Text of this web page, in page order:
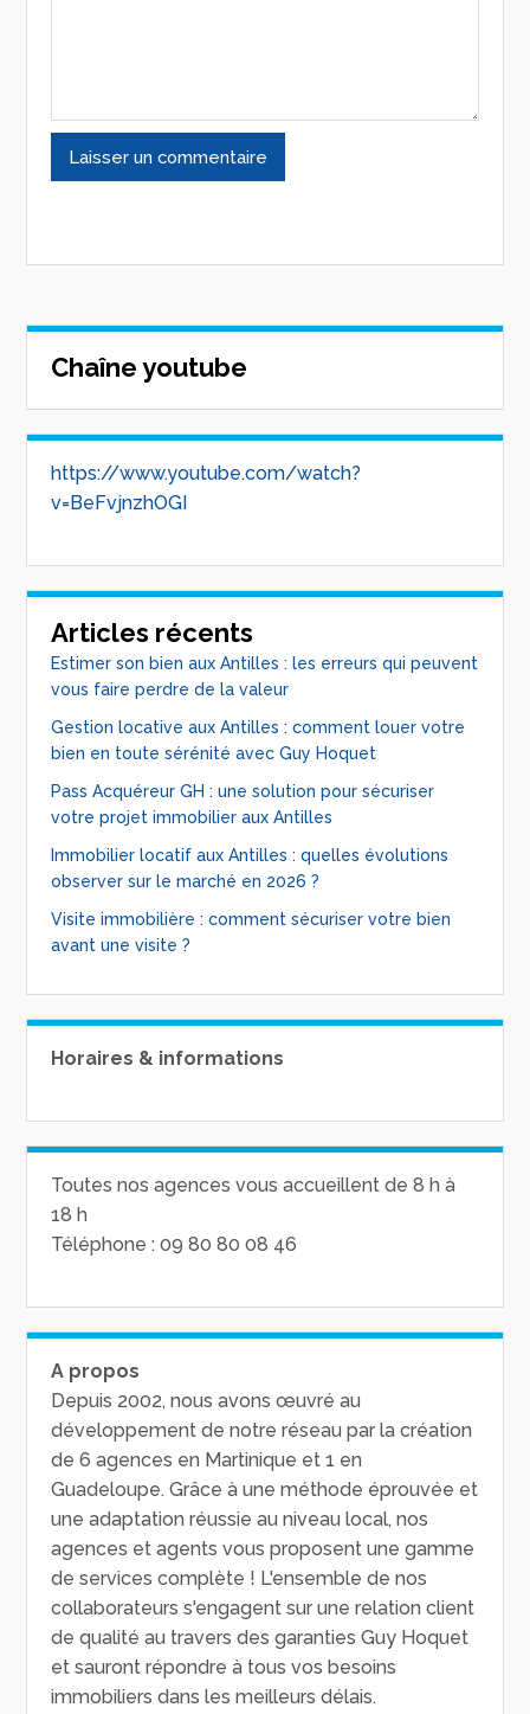
Chaîne youtube
https://www.youtube.com/watch?
v=BeFvjnzhOGI
Articles récents
Estimer son bien aux Antilles : les erreurs qui peuvent
vous faire perdre de la valeur
Gestion locative aux Antilles : comment louer votre
bien en toute sérénité avec Guy Hoquet
Pass Acquéreur GH : une solution pour sécuriser
votre projet immobilier aux Antilles
Immobilier locatif aux Antilles : quelles évolutions
observer sur le marché en 2026 ?
Visite immobilière : comment sécuriser votre bien
avant une visite ?
Horaires & informations
Toutes nos agences vous accueillent de 8 h à
18 h
Téléphone : 09 80 80 08 46
A propos
Depuis 2002, nous avons œuvré au
développement de notre réseau par la création
de 6 agences en Martinique et 1 en
Guadeloupe. Grâce à une méthode éprouvée et
une adaptation réussie au niveau local, nos
agences et agents vous proposent une gamme
de services complète ! L'ensemble de nos
collaborateurs s'engagent sur une relation client
de qualité au travers des garanties Guy Hoquet
et sauront répondre à tous vos besoins
immobiliers dans les meilleurs délais.